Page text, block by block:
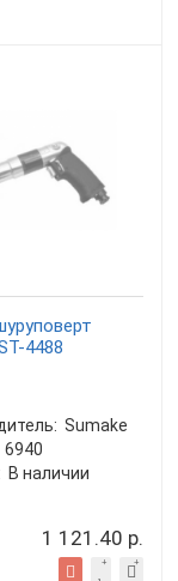
4488
Sumake
6940
В наличии
1 121.40 р.